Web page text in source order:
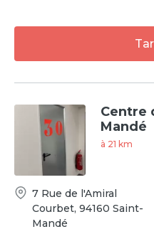
Centre
Mandé
à 21 km
7 Rue de l'Amiral
Courbet, 94160 Saint-
Mandé